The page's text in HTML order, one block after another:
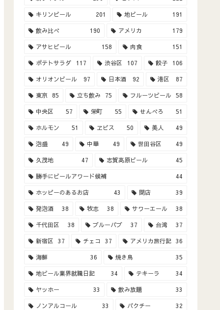
キリンビール 201 地ビール 191
飲み比べ 190 アメリカ 179
アサヒビール 158 肉食 151
ポテトサラダ 117 渋谷区 107 餃子 106
オリオンビール 97 日本酒 92 港区 87
東京 85 立ち飲み 75 フルーツビール 58
中央区 57 栄町 55 せんべろ 51
ホルモン 51 ヱビス 50 美人 49
泡盛 49 中華 49 世田谷区 49
久茂地 47 志賀高原ビール 45
勝手にビールアワード候補 44
ホッピーのあるお店 43 閉店 39
発泡酒 38 牧志 38 サワーエール 38
千代田区 38 ブルーパブ 37 台湾 37
新宿区 37 チェコ 37 アメリカ旅行記 36
海鮮 36 焼き鳥 35
地ビール業界就職日記 34 テキーラ 34
ヤッホー 33 飲み放題 33
ノンアルコール 33 パクチー 32